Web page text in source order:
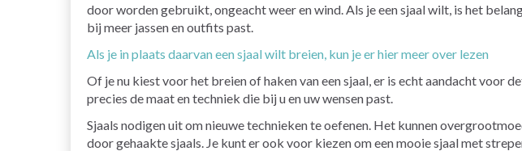
door worden gebruikt, ongeacht weer en wind. Als je een sjaal wilt, is het
bij meer jassen en outfits past.
Als je in plaats daarvan een sjaal wilt breien, kun je er hier meer over lezen
Of je nu kiest voor het breien of haken van een sjaal, er is echt aandacht voor
precies de maat en techniek die bij u en uw wensen past.
Sjaals nodigen uit om nieuwe technieken te oefenen. Het kunnen
door gehaakte sjaals. Je kunt er ook voor kiezen om een mooie sjaal met